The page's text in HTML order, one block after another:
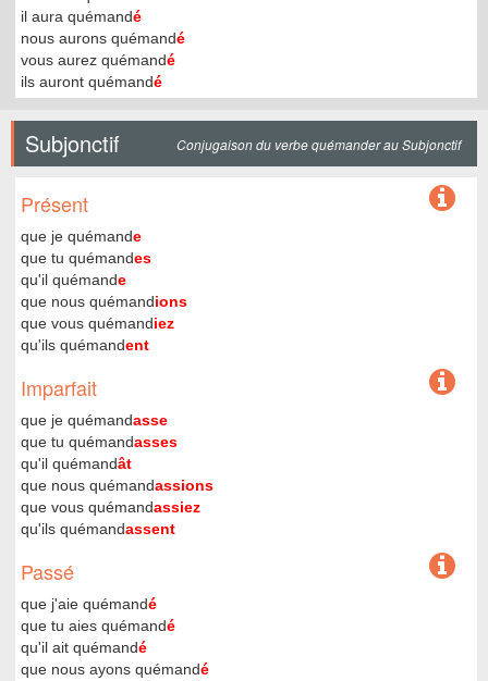
il aura quémandé
nous aurons quémandé
vous aurez quémandé
ils auront quémandé
Subjonctif Conjugaison du verbe quémander au Subjonctif
Présent
que je quémande
que tu quémandes
qu'il quémande
que nous quémandions
que vous quémandiez
qu'ils quémandent
Imparfait
que je quémandasse
que tu quémandasses
qu'il quémandât
que nous quémandassions
que vous quémandassiez
qu'ils quémandassent
Passé
que j'aie quémandé
que tu aies quémandé
qu'il ait quémandé
que nous ayons quémandé